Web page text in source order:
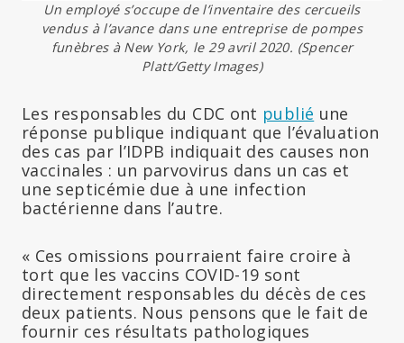
Un employé s’occupe de l’inventaire des cercueils
vendus à l’avance dans une entreprise de pompes
funèbres à New York, le 29 avril 2020. (Spencer
Platt/Getty Images)
Les responsables du CDC ont publié une
réponse publique indiquant que l’évaluation
des cas par l’IDPB indiquait des causes non
vaccinales : un parvovirus dans un cas et
une septicémie due à une infection
bactérienne dans l’autre.
« Ces omissions pourraient faire croire à
tort que les vaccins COVID-19 sont
directement responsables du décès de ces
deux patients. Nous pensons que le fait de
fournir ces résultats pathologiques